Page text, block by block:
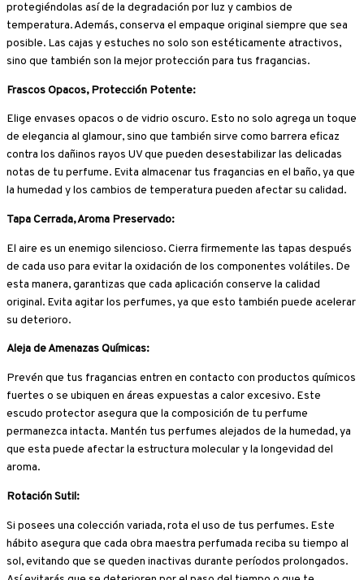
protegiéndolas así de la degradación por luz y cambios de
temperatura. Además, conserva el empaque original siempre que sea
posible. Las cajas y estuches no solo son estéticamente atractivos,
sino que también son la mejor protección para tus fragancias.
Frascos Opacos, Protección Potente:
Elige envases opacos o de vidrio oscuro. Esto no solo agrega un toque
de elegancia al glamour, sino que también sirve como barrera eficaz
contra los dañinos rayos UV que pueden desestabilizar las delicadas
notas de tu perfume. Evita almacenar tus fragancias en el baño, ya que
la humedad y los cambios de temperatura pueden afectar su calidad.
Tapa Cerrada, Aroma Preservado:
El aire es un enemigo silencioso. Cierra firmemente las tapas después
de cada uso para evitar la oxidación de los componentes volátiles. De
esta manera, garantizas que cada aplicación conserve la calidad
original. Evita agitar los perfumes, ya que esto también puede acelerar
su deterioro.
Aleja de Amenazas Químicas:
Prevén que tus fragancias entren en contacto con productos químicos
fuertes o se ubiquen en áreas expuestas a calor excesivo. Este
escudo protector asegura que la composición de tu perfume
permanezca intacta. Mantén tus perfumes alejados de la humedad, ya
que esta puede afectar la estructura molecular y la longevidad del
aroma.
Rotación Sutil:
Si posees una colección variada, rota el uso de tus perfumes. Este
hábito asegura que cada obra maestra perfumada reciba su tiempo al
sol, evitando que se queden inactivas durante períodos prolongados.